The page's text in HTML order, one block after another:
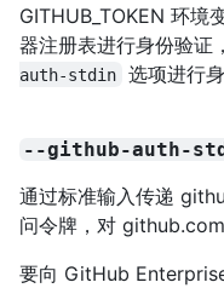
GITHUB_TOKEN 环
器注册表进行身份验证
auth-stdin
选项进行
--github-auth-
通过标准输入传递
问令牌，对
要向 GitHub